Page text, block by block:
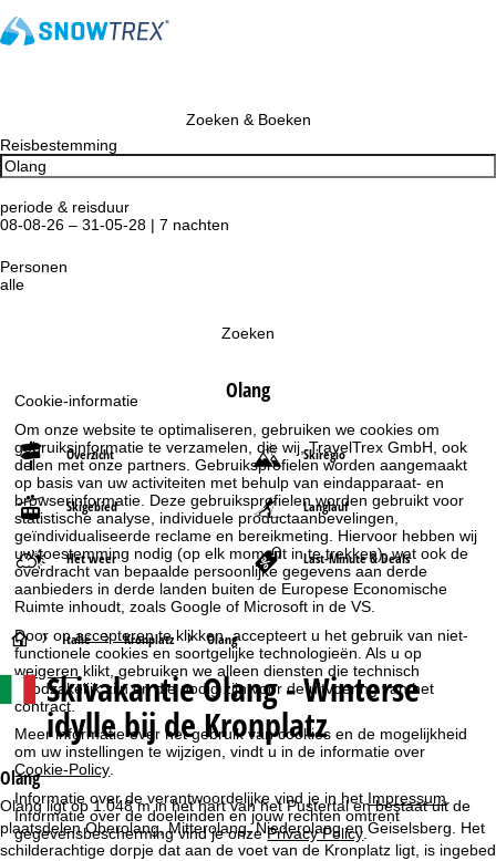
Cookie-informatie
Om onze website te optimaliseren, gebruiken we cookies om
gebruiksinformatie te verzamelen, die wij, TravelTrex GmbH, ook
delen met onze partners. Gebruiksprofielen worden aangemaakt
op basis van uw activiteiten met behulp van eindapparaat- en
browserinformatie. Deze gebruiksprofielen worden gebruikt voor
statistische analyse, individuele productaanbevelingen,
geïndividualiseerde reclame en bereikmeting. Hiervoor hebben wij
uw toestemming nodig (op elk moment in te trekken), wat ook de
overdracht van bepaalde persoonlijke gegevens aan derde
aanbieders in derde landen buiten de Europese Economische
Ruimte inhoudt, zoals Google of Microsoft in de VS.
Door opaccepterente klikken, accepteert u het gebruik van niet-
functionele cookies en soortgelijke technologieën. Als u op
weigeren klikt, gebruiken we alleen diensten die technisch
noodzakelijk zijn en die nodig zijn voor de uitvoering van het
contract.
Meer informatie over het gebruik van cookies en de mogelijkheid
om uw instellingen te wijzigen, vindt u in de informatie over
Cookie-Policy
Informatie over de verantwoordelijke vind je in het Impressum.
Informatie over de doeleinden en jouw rechten omtrent
gegevensbescherming vind je onzePrivacy Policy .
Zoeken & Boeken
Reisbestemming
periode & reisduur
08-08-26 – 31-05-28 | 7 nachten
Personen
alle
Zoeken
Olang
Overzicht Skiregio
Skigebied Langlauf
Het weer Last-Minute & Deals
S
t
a
r
t
Italië Kronplatz Olang
SkivakantieOlang - Winterse
idylle bij de Kronplatz
Olang
Olang ligt op 1.048 m in het hart van het Pustertal en bestaat uit de
plaatsdelen Oberolang, Mitterolang, Niederolang en Geiselsberg. Het
schilderachtige dorpje dat aan de voet van de Kronplatz ligt, is ingebed